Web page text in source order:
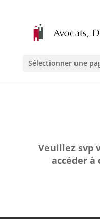
Sélectionner une
Veuillez svp
accéder